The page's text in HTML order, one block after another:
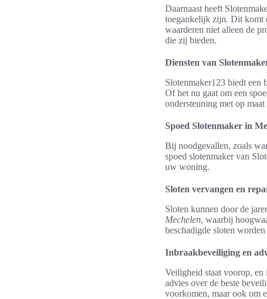
Daarnaast heeft
toegankelijk zijn. Dit komt
waarderen niet alleen de
die zij bieden.
Diensten van
Slotenmaker123 biedt een
Of het nu gaat om een
ondersteuning met op
Spoed Slotenmaker in
Bij noodgevallen, zoals
spoed slotenmaker van
uw woning.
Sloten vervangen en
Sloten kunnen door de
Mechelen, waarbij
beschadigde sloten
Inbraakbeveiliging en
Veiligheid staat voorop,
advies over de beste
voorkomen, maar ook om